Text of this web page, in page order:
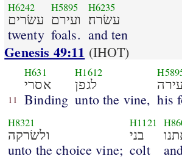
H6242
עשׂרים
twenty
H5895
ועירם
foals.
H6235
עשׂרה׃
and ten
Genesis 49:11 (IHOT)
11
H631
אסרי
Binding
H1612
לגפן
unto the vine,
עירה
his
H8321
ולשׂרקה
unto the choice vine;
H1121
בני
colt